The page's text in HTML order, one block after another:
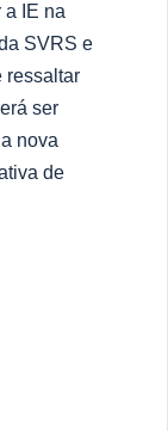
a IE na
SVRS e
ressaltar
ser
nova
de